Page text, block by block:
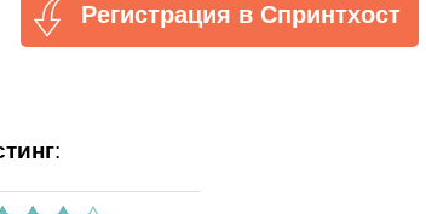
Регистрация в Спринтхост
: